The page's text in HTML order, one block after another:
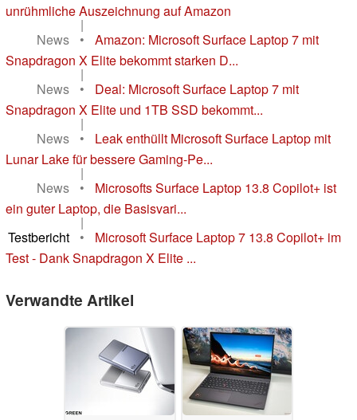
unrühmliche Auszeichnung auf Amazon
|
News
•
Amazon: Microsoft Surface Laptop 7 mit
Snapdragon X Elite bekommt starken D...
|
News
•
Deal: Microsoft Surface Laptop 7 mit
Snapdragon X Elite und 1TB SSD bekommt...
|
News
•
Leak enthüllt Microsoft Surface Laptop mit
Lunar Lake für bessere Gaming-Pe...
|
News
•
Microsofts Surface Laptop 13.8 Copilot+ ist
ein guter Laptop, die Basisvari...
|
Testbericht
•
Microsoft Surface Laptop 7 13.8 Copilot+ im
Test - Dank Snapdragon X Elite ...
Verwandte Artikel